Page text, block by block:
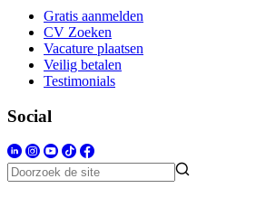
Gratis aanmelden
CV Zoeken
Vacature plaatsen
Veilig betalen
Testimonials
Social